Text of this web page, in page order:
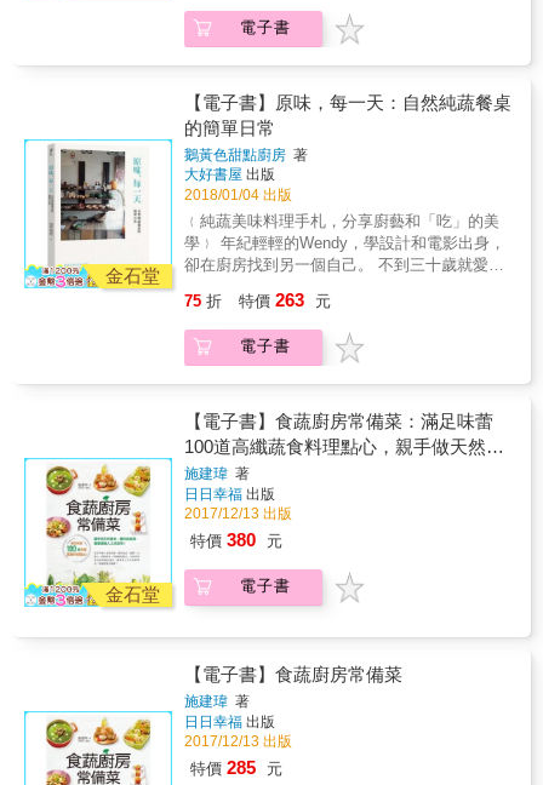
深厚或更清爽。 ．以3萬筆以上的對味關係
&mdash;&mdash;從絕對要試的「天作之合」
（只占所有風味搭配的1-2%），到高度推薦、
發展自己的食譜及廚藝。 ．優遊於全美大廚寶
貴的烹飪祕訣、思考以及私房菜。 ．認識蔬食
的健康價值，各種蔬食運動背後的精神及重要
人物的思維，理解蔬食何以成為當前潮流。 若
你或你的顧客仍對蔬食感到遲疑，本書也提供
最接近特定肉食的植物性食材或風味組合。 我
們不必完全捨棄肉食，不論是加入週一無肉日
或增加每一餐中蔬食的比例，都別讓肉食限制
主題來設計菜單，從前菜、主餐、甜點到飲
料，都必須以這款蔬果為主角，尤其是主餐，
若要搭配肉類或海鮮，也不能讓它們喧賓奪
者寫成，而是一本以「如何讓蔬果成為餐點主
角而非配角」為主旨的著作。曾獲英國AA
Rosette Award for culinary excellence三星殊
榮，重視食材自然原味的主廚布林，主張提味
而非調味，在蔬果主題分享晚宴上，他為客人
們端上的，是如牛排般口感厚實多汁的蕈菇、
如鴨腿般豐滿溫潤的油封胡蘿蔔、滋味與辣椒
烏賊超搭的炙燒小黃瓜、用番茄橄欖醬的酸甜
配蜂巢冰淇淋&hellip;等。客人們吃到天然質樸
的好滋味，味覺獲得釋放，紛紛開始交流、談
論彼此對於蔬食的新想法。越來越多人在餐會
上體會到當季蔬果的真實與美好，這正是布林
多高超，而是在宣揚對蔬果食材熱愛、尊重、
關懷與珍惜的原味主義。 & 「待在家時，我喜
歡拿一根韭蔥切碎後直接以奶油翻炒，加點鹽
巴和胡椒調味，或是一點咖哩粉（這確實能導
出更多風味），這樣就是一道非常棒的配菜。
嫩韭蔥快炒是最棒的調理方式：挑整過後直接
放入以蔬菜油或芝麻油燒熱的炒鍋內，加上一
點醬油，你就有了最完美的韭蔥料理。」布林
再將韭蔥加蛋，兩種普通食材放在一起，就變
出一道法國名菜--韭蔥蛋沙拉！「這道菜只需用
到韭蔥的白色和翠綠色部分，深綠的葉尖可以
的蔬菜，就好比處理最嫩的牛肉部位一樣。 &
本書教你如何把蔥韭、洋蔥、西洋芹、胡蘿
蔔、蘆筍、萵苣、高麗菜、花椰菜、小黃瓜、
四季豆、豌豆、甜玉米、馬鈴薯、南瓜、蕃茄
等32種家常食材，變身105道新潮流創意料理。
的蔬果料理做出變化和極致美味？ Wendy大方
公開多年來鑽研純素甜點製作和中西式餐飲的
你做出一道道美味不打折、口感豐盈、喚醒味
覺的自然純蔬料理。 ◎蔬食新生活，無蛋無奶
的純植物料理一樣好吃！ 照顧好生活中的每件
小事，就從「飲食」開始！對食物充滿愛和情
感的Wendy，與另一半Sean於2013年起攜手創
立「鵝黃色甜點廚房」飲食工作室。因為工作
和興趣，夫妻倆成天在廚房裡來回穿梭，對食
材的熟稔應用，以及不輕易丟棄的態度，反而
創造了更多令人意想不到的驚喜。 無蛋無奶，
怎麼做甜點？純植物飲食如何吃出細緻品味與
角；而純素甜點的核心價值，是讓美味更直接
簡單。」本書顛覆對蔬果餐食不夠好吃、變化
不夠豐富的印象，教你從常備食材及烹調方法
營養的蔬菜高湯、選用「有生命的油」
&hellip;&hellip;創意變化出植物性飲食的美妙新
風味：以地瓜葉做煎餅、紫地瓜做薄餅、用紅
藜製成可樂餅、以菠菜和燕麥做成鹹馬芬，還
有慕斯口感的純素檸檬塔&hellip;&hellip;捨棄了
蛋和奶油，味蕾卻更有驚喜體驗。 ＊豆腐脫水
飯、義大利麵上，十分對味。 ＊孜然、芫荽
籽、葛縷子以小火炒香，研磨至質地均勻呈粉
有起司和堅果味，搭配南瓜籽和葵花籽獨特的
鮮味，適合用來製作需要淡淡發酵味的佐料。
＊不想攝取過多糖分，就加入桂圓、柿乾、葡
萄乾來取代，營養又增添香氣。 ＊一般甜飲熱
量破表，來一杯自然甘甜的深焙糙米茶，在家
享受細火慢炒的樂趣。 ＊有感冒前兆，喝一碗
蘋果葛根湯，幫助你恢復滿滿元氣。 全書收錄
電子書
金石堂
【電子書】原味，每一天：自然純蔬餐桌
的簡單日常
鵝黃色甜點廚房 著
大好書屋 出版
2018/01/04 出版
﹛純蔬美味料理手札，分享廚藝和「吃」的美
學﹜ 年紀輕輕的Wendy，學設計和電影出身，
卻在廚房找到另一個自己。 不到三十歲就愛上
康」，單純是追求好吃而已。 如何將無蛋無奶
的蔬果料理做出變化和極致美味？ Wendy大方
公開多年來鑽研純素甜點製作和中西式餐飲的
你做出一道道美味不打折、口感豐盈、喚醒味
覺的自然純蔬料理。 ◎蔬食新生活，無蛋無奶
的純植物料理一樣好吃！ 照顧好生活中的每件
小事，就從「飲食」開始！對食物充滿愛和情
感的Wendy，與另一半Sean於2013年起攜手創
立「鵝黃色甜點廚房」飲食工作室。因為工作
和興趣，夫妻倆成天在廚房裡來回穿梭，對食
材的熟稔應用，以及不輕易丟棄的態度，反而
創造了更多令人意想不到的驚喜。 無蛋無奶，
健康？Wendy說：「食材永遠是餐盤上的主
簡單。」本書顛覆對蔬果餐食不夠好吃、變化
不夠豐富的印象，教你從常備食材及烹調方法
開始，進而自製植物乳品與香料粉、熬煮鮮甜
營養的蔬菜高湯、選用「有生命的油」
&hellip;&hellip;創意變化出植物性飲食的美妙新
75 折 特價 263 元
電子書
金石堂
【電子書】食蔬廚房常備菜：滿足味蕾
100道高纖蔬食料理點心，親手做天然素
料、醬料與高湯，餐餐遠離人工添加物！
施建瑋 著
日日幸福 出版
2017/12/13 出版
特價 380 元
電子書
【電子書】食蔬廚房常備菜
施建瑋 著
日日幸福 出版
2017/12/13 出版
特價 285 元